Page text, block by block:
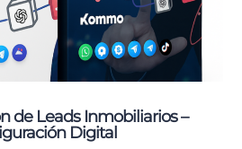
de Leads Inmobiliarios –
Digital